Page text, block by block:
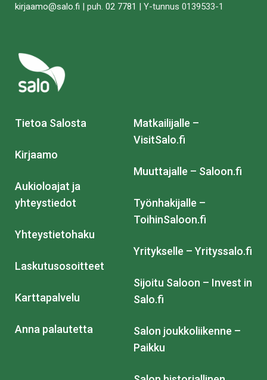
kirjaamo@salo.fi | puh. 02 7781 | Y-tunnus 0139533-1
Tietoa Salosta
Kirjaamo
Aukioloajat ja
yhteystiedot
Yhteystietohaku
Laskutusosoitteet
Karttapalvelu
Anna palautetta
Matkailijalle –
VisitSalo.fi
Muuttajalle – Saloon.fi
Työnhakijalle –
ToihinSaloon.fi
Yritykselle – Yrityssalo.fi
Sijoitu Saloon – Invest in
Salo.fi
Salon joukkoliikenne –
Paikku